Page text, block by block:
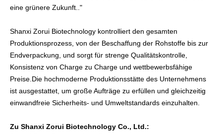
eine grünere Zukunft.."
Shanxi Zorui Biotechnology kontrolliert den gesamten
Produktionsprozess, von der Beschaffung der Rohstoffe bis zur
Endverpackung, und sorgt für strenge Qualitätskontrolle,
Konsistenz von Charge zu Charge und wettbewerbsfähige
Preise.Die hochmoderne Produktionsstätte des Unternehmens
ist ausgestattet, um große Aufträge zu erfüllen und gleichzeitig
einwandfreie Sicherheits- und Umweltstandards einzuhalten.
Zu Shanxi Zorui Biotechnology Co., Ltd.: